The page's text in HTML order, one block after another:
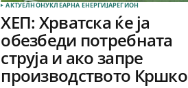
АКТУЕЛНОНУКЛЕАРНА ЕНЕРГИЈАРЕГИОН
ХЕП: Хрватска ќе ја
обезбеди потребната
струја и ако запре
производството Кршко